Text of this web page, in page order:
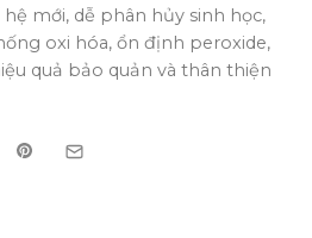
mới, dễ phân hủy sinh học,
oxi hóa, ổn định peroxide,
quả bảo quản và thân thiện